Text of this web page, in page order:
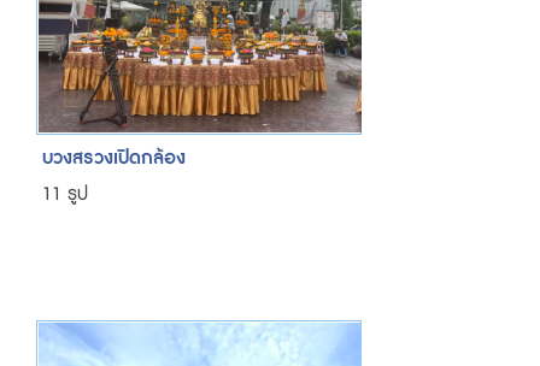
บวงสรวงเปิดกล้อง
11 รูป